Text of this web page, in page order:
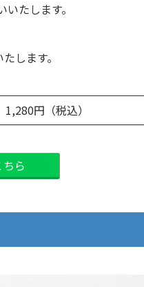
たします。
します。
1,280円（税込）
ら